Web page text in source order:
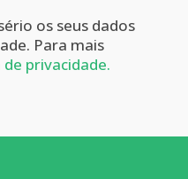
os seus dados
Para mais
privacidade.